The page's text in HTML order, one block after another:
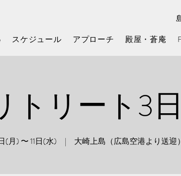
スケジュール アプローチ 殿屋・蒼庵
トリート3
(月) 〜 11日(水) | 大崎上島（広島空港より送迎